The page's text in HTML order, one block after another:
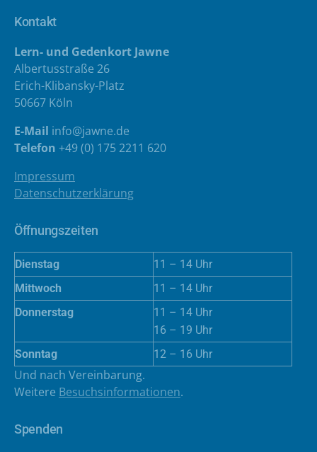
Kontakt
Lern- und Gedenkort Jawne
Albertusstraße 26
Erich-Klibansky-Platz
50667 Köln
E-Mail info@jawne.de
Telefon +49 (0) 175 2211 620
Impressum
Datenschutzerklärung
Öffnungszeiten
Dienstag
11 – 14 Uhr
Mittwoch
11 – 14 Uhr
Donnerstag
11 – 14 Uhr
16 – 19 Uhr
Sonntag
12 – 16 Uhr
Und nach Vereinbarung.
Weitere Besuchsinformationen.
Spenden